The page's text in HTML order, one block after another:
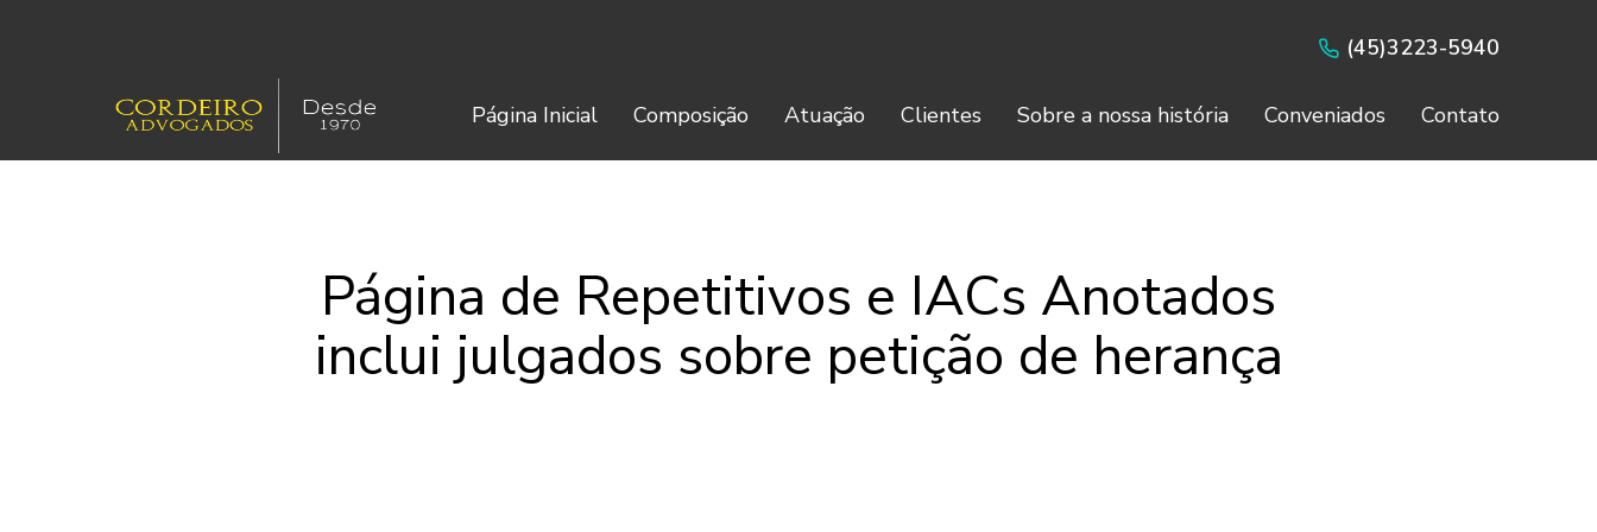
(45)3223-5940
Página Inicial Composição Atuação Clientes Sobre a nossa história Conveniados Contato
Página de Repetitivos e IACs Anotados
inclui julgados sobre petição de herança